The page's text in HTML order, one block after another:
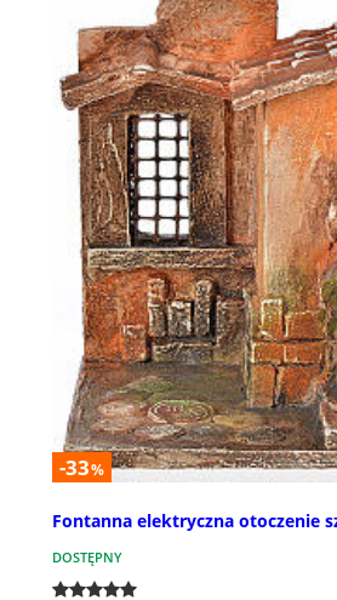
-33%
Fontanna elektryczna otoczenie
DOSTĘPNY